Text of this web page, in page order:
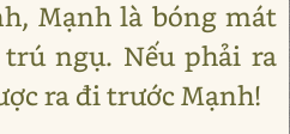
Mạnh là bóng mát
ngụ. Nếu phải ra
ra đi trước Mạnh!